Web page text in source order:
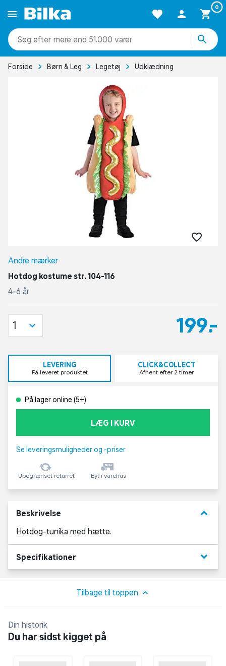
0
mere end 51.000 varer
Forside Børn & Leg Legetøj Udklædning
Andre mærker
Hotdog kostume str. 104-116
4-6 år
199,-
1
LEVERING
Få leveret produktet
CLICK&COLLECT
Afhent efter 2 timer
På lager online (5+)
LÆG I KURV
Se leveringsmuligheder og -priser
Ubegrænset returret Byt i varehus
Beskrivelse keyboard_arrow_down
Hotdog-tunika med hætte.
Specifikationer keyboard_arrow_down
Tilbage til toppen
Din historik
Du har sidst kigget på